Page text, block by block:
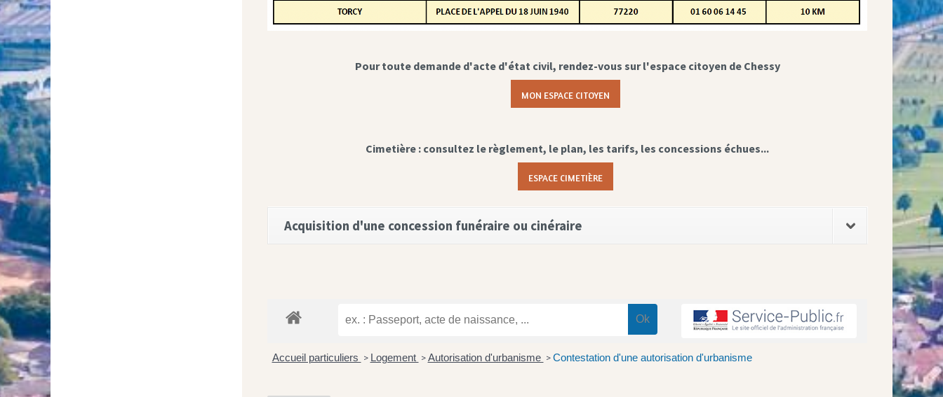
Pour toute demande d'acte d'état civil, rendez-vous sur l'espace citoyen de Chessy
MON ESPACE CITOYEN
Cimetière : consultez le règlement, le plan, les tarifs, les concessions échues...
ESPACE CIMETIÈRE
Acquisition d'une concession funéraire ou cinéraire
Accueil particuliers > Logement > Autorisation d'urbanisme > Contestation d'une autorisation d'urbanisme